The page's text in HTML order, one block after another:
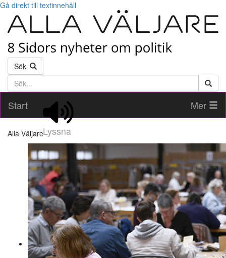
Gå direkt till textinnehåll
Sök
Söktext
Start
Lyssna
Mer
Alla Väljare